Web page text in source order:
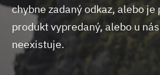
chybne zadaný odkaz, alebo je
produkt vypredaný, alebo u
neexistuje.